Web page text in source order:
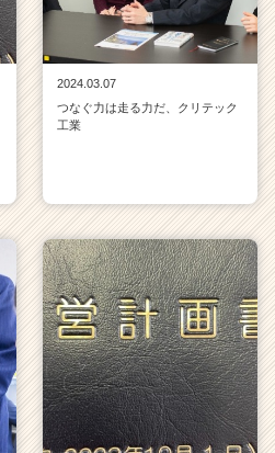
2024.03.07
つなぐ力は走る力だ、クリテック
工業